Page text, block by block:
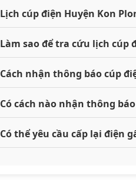
Lịch cúp điện Huyện Kon
Làm sao để tra cứu lịch cúp
Cách nhận thông báo cúp
Có cách nào nhận thông
Có thể yêu cầu cấp lại điện